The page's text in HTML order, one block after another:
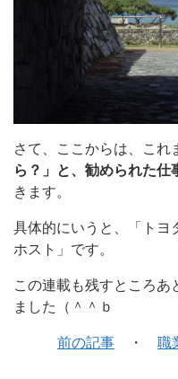
さて、ここからは、これ
ら？」と、勧められた仕
きます。
具体的にいうと、「トヨ
ホスト」です。
この連載も残すところあ
ました（＾＾ｂ
前の記事 ・ 職